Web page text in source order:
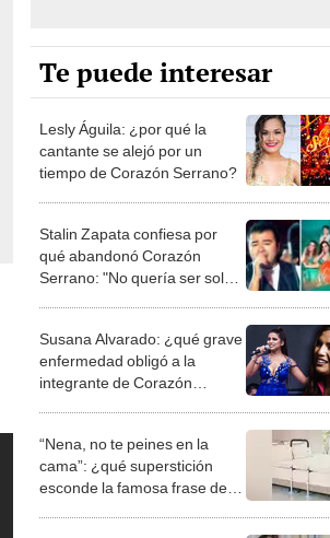
Te puede interesar
Lesly Águila: ¿por qué la
cantante se alejó por un
tiempo de Corazón Serrano?
Stalin Zapata confiesa por
qué abandonó Corazón
Serrano: "No quería ser solo
Susana Alvarado: ¿qué grave
enfermedad obligó a la
integrante de Corazón
“Nena, no te peines en la
cama”: ¿qué superstición
esconde la famosa frase de